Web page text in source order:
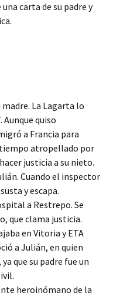
carta de su padre y
La Lagarta lo
Aunque quiso
a Francia para
atropellado por
justicia a su nieto.
Cuando el inspector
y escapa.
a Restrepo. Se
que clama justicia.
en Vitoria y ETA
a Julián, en quien
que su padre fue un
heroinómano de la